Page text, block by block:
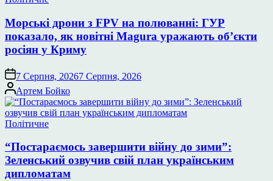
Морські дрони з FPV на полюванні: ГУР
показало, як новітні Magura уражають об’єкти
росіян у Криму
7 Серпня, 20267 Серпня, 2026
Опубліковано
Артем Бойко
Опублікувати
Політичне
“Постараємось завершити війну до зими”:
Зеленський озвучив свій план українським
дипломатам